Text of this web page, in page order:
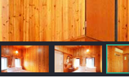
直
接
跟
飯
店